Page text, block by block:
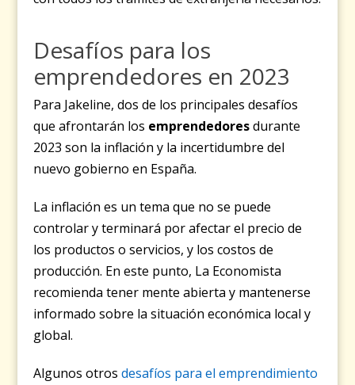
Desafíos para los
emprendedores en 2023
Para Jakeline, dos de los principales desafíos
que afrontarán los emprendedoresdurante
2023 son la inflación y la incertidumbre del
nuevo gobierno en España.
La inflación es un tema que no se puede
controlar y terminará por afectar el precio de
los productos o servicios, y los costos de
producción. En este punto, La Economista
recomienda tener mente abierta y mantenerse
informado sobre la situación económica local y
global.
Algunos otrosdesafíos para el emprendimiento